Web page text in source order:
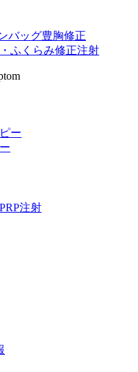
バッグ豊胸修正
ふくらみ修正注射
ー
注射